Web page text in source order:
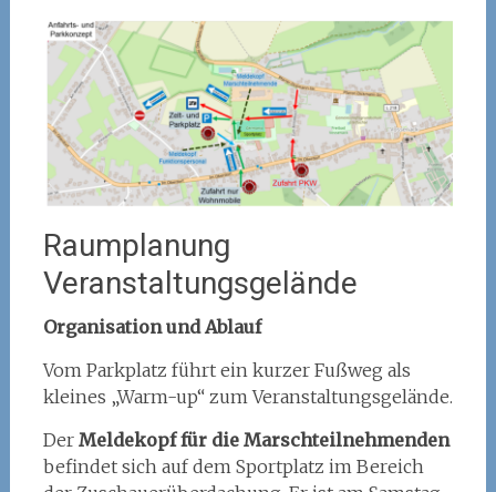
Raumplanung
Veranstaltungsgelände
Organisation und Ablauf
Vom Parkplatz führt ein kurzer Fußweg als
kleines „Warm-up“ zum Veranstaltungsgelände.
Der Meldekopf für die Marschteilnehmenden
befindet sich auf dem Sportplatz im Bereich